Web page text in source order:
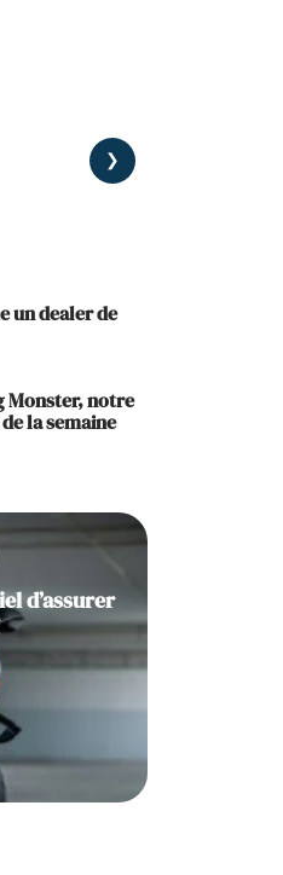
un dealer de
Monster, notre
la semaine
d’assurer